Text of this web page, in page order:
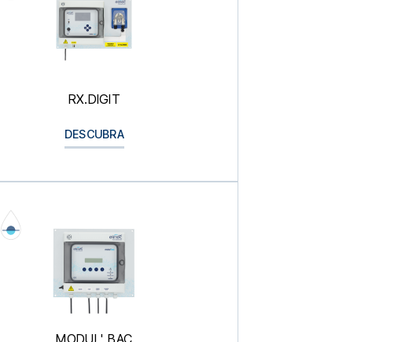
RX.DIGIT
DESCUBRA
MODUL' BAC